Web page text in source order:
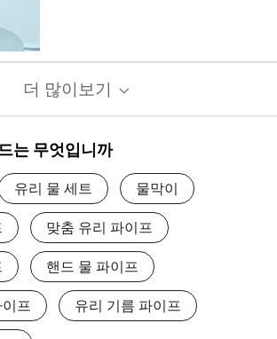
더 많이보기
는 무엇입니까
유리 물 세트 물막이
맞춤 유리 파이프
핸드 물 파이프
프 유리 기름 파이프